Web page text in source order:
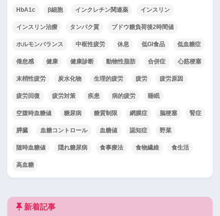
HbA1c β細胞 インクレチン関連薬 インスリン
インスリン治療 タンパク質 ブドウ糖負荷後2時間値
ホルモンバランス 中枢性疲労 休息 低GI食品 低血糖症
倦怠感 健康 健康診断 動物性脂肪 合併症 心筋梗塞
末梢性疲労 炭水化物 生理的疲労 疲労 疲労原因
疲労回復 疲労対策 疾患 病的疲労 睡眠
空腹時血糖値 糖尿病 糖質制限 網膜症 脳梗塞 腎症
膵臓 血糖コントロール 血糖値 認知症 野菜
随時血糖値 隠れ糖尿病 食事療法 食物繊維 食生活
高血糖
新着記事